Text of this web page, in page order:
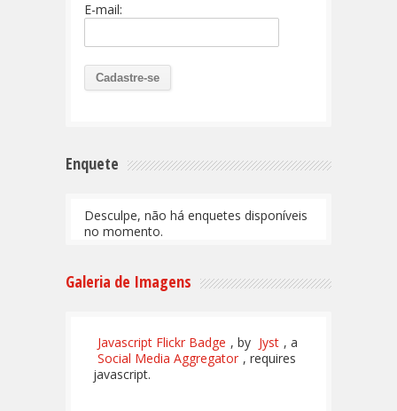
E-mail:
Enquete
Desculpe, não há enquetes disponíveis
no momento.
Galeria de Imagens
Javascript Flickr Badge , by Jyst , a
Social Media Aggregator , requires
javascript.